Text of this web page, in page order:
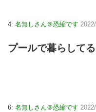
4: 名無しさん＠恐縮です
プールで暮らして
6: 名無しさん＠恐縮です